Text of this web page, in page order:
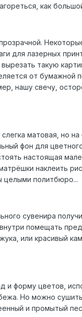
как
для лазерных
такую
от бумажной
нашу свечу,
матовая, но
фон для
настоящая
наклеить
целыми политбюро...
сувенира
помещать
или красивый
и форму цветов,
Но можно
и промытый